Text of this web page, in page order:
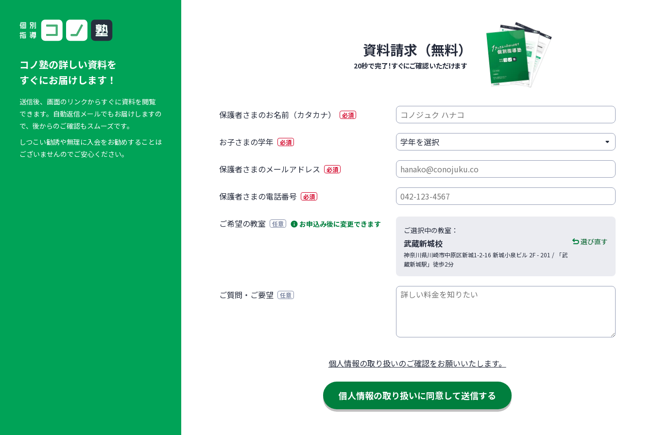
コノ塾の詳しい資料を
すぐにお届けします！
送信後、画面のリンクからすぐに資料を閲覧
できます。自動返信メールでもお届けしますの
で、後からのご確認もスムーズです。
しつこい勧誘や無理に入会をお勧めすることは
ございませんのでご安心ください。
資料請求（無料）
20秒で完了！すぐにご確認いただけます
保護者さまのお名前（カタカナ） 必須
お子さまの学年 必須
保護者さまのメールアドレス 必須
保護者さまの電話番号 必須
ご希望の教室 任意 お申込み後に変更できます
ご選択中の教室：
武蔵新城校
神奈川県川崎市中原区新城1-2-16 新城小泉ビル 2F - 201 / 「武
蔵新城駅」徒歩2分
選び直す
ご質問・ご要望 任意
個人情報の取り扱いのご確認をお願いいたします。
個人情報の取り扱いに同意して送信する